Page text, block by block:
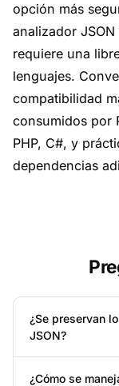
opción más
analizador
requiere una
lenguajes.
compatibilidad
consumidos por
PHP, C#, y
dependencias
¿Se preservan
JSON?
¿Cómo se